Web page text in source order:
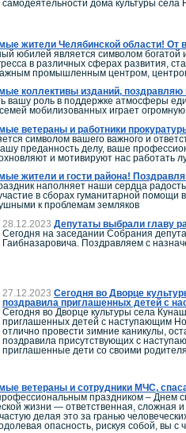
самодеятельности дома культуры села
жители Челябинской области! От
юбилей является символом богатой
в различных сферах развития,
промышленным центром,
коллективы изданий, поздравляю
вашу роль в поддержке атмосферы
мобилизованных играет
ветераны и работники
символом вашего важного и
преданность делу, ваше
и мотивируют нас работать
жители и гости района!
наполняет наши сердца
в сборах гуманитарной помощи
к проблемам земляков
28.12.2023 Депутаты выбрали главу
Сегодня на заседании Собрания
Гаибназаровича. Поздравляем с
27.12.2023 Сегодня во Дворце
поздравила приглашенных детей с
Сегодня во Дворце культуры села
приглашенных детей с наступающим
отлично провести зимние каникулы,
поздравила присутствующих с
приглашенные дети со своими
ветераны и сотрудники МЧС,
праздником – Днем
жизни — ответственная, сложная
делая это за гранью
опасность, рискуя собой, вы